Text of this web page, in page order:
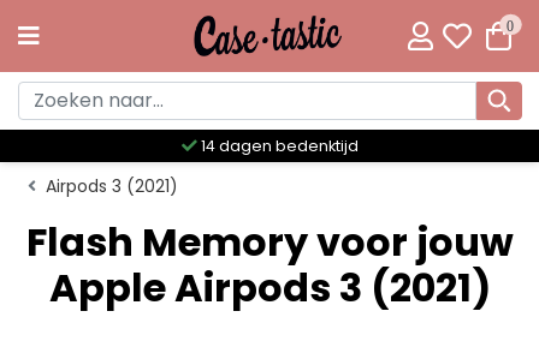
0
14 dagen bedenktijd
Airpods 3 (2021)
Flash Memory voor jouw
Apple Airpods 3 (2021)